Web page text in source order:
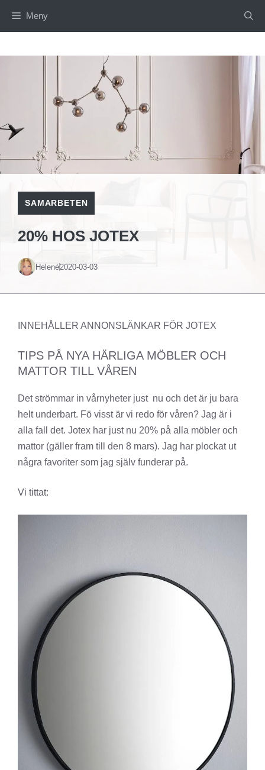
Meny
SAMARBETEN
20% HOS JOTEX
Helené2020-03-03
INNEHÅLLER ANNONSLÄNKAR FÖR JOTEX
TIPS PÅ NYA HÄRLIGA MÖBLER OCH
MATTOR TILL VÅREN
Det strömmar in vårnyheter just nu och det är ju bara
helt underbart. Fö visst är vi redo för våren? Jag är i
alla fall det. Jotex har just nu 20% på alla möbler och
mattor (gäller fram till den 8 mars). Jag har plockat ut
några favoriter som jag själv funderar på.
Vi tittat: